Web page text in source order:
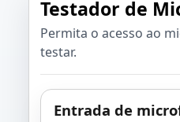
Testador de
Permita o acesso ao
testar.
Entrada de